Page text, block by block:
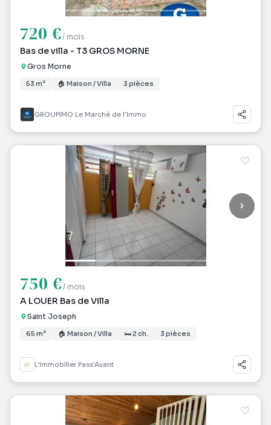
720 €/ mois
Bas de villa - T3 GROS MORNE
Gros Morne
53 m² 🏠 Maison / Villa 3 pièces
GROUPIMO Le Marché de l'Immo
♡
750 €/ mois
A LOUER Bas de Villa
Saint Joseph
65 m² 🏠 Maison / Villa 🛏 2 ch. 3 pièces
L'Immobilier Pass'Avant
♡